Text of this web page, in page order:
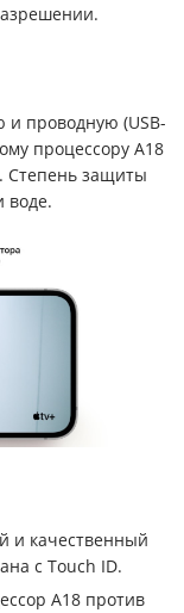
и проводную (USB-
процессору A18
Степень защиты
воде.
и качественный
с Touch ID.
A18 против